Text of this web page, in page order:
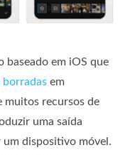
baseado em iOS que
borradas em
muitos recursos de
uma saída
um dispositivo móvel.